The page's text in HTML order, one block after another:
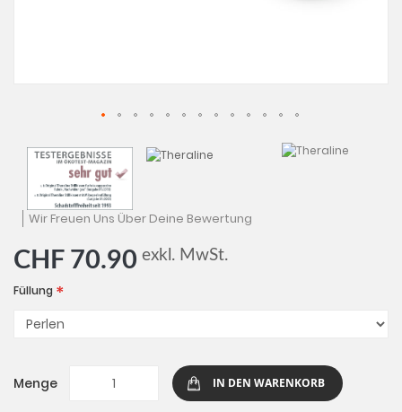
Wir Freuen Uns Über Deine Bewertung
CHF 70.90 exkl. MwSt.
Füllung
Menge IN DEN WARENKORB